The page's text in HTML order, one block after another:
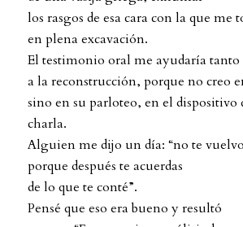
los rasgos de esa cara con la que me
en plena excavación.
El testimonio oral me ayudaría tanto
a la reconstrucción, porque no creo
sino en su parloteo, en el dispositivo
charla.
Alguien me dijo un día: “no te
porque después te acuerdas
de lo que te conté”.
Pensé que eso era bueno y resultó